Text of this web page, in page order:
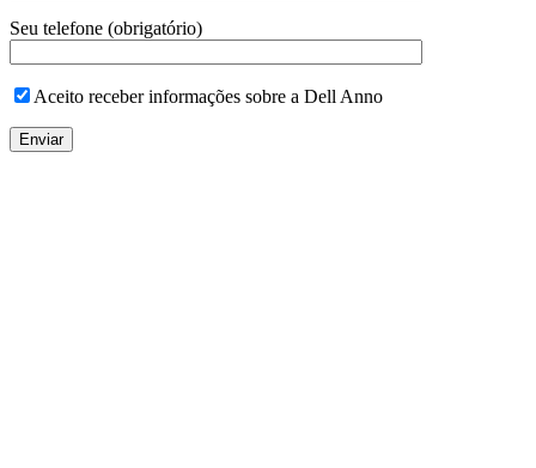
Seu telefone (obrigatório)
Aceito receber informações sobre a Dell Anno